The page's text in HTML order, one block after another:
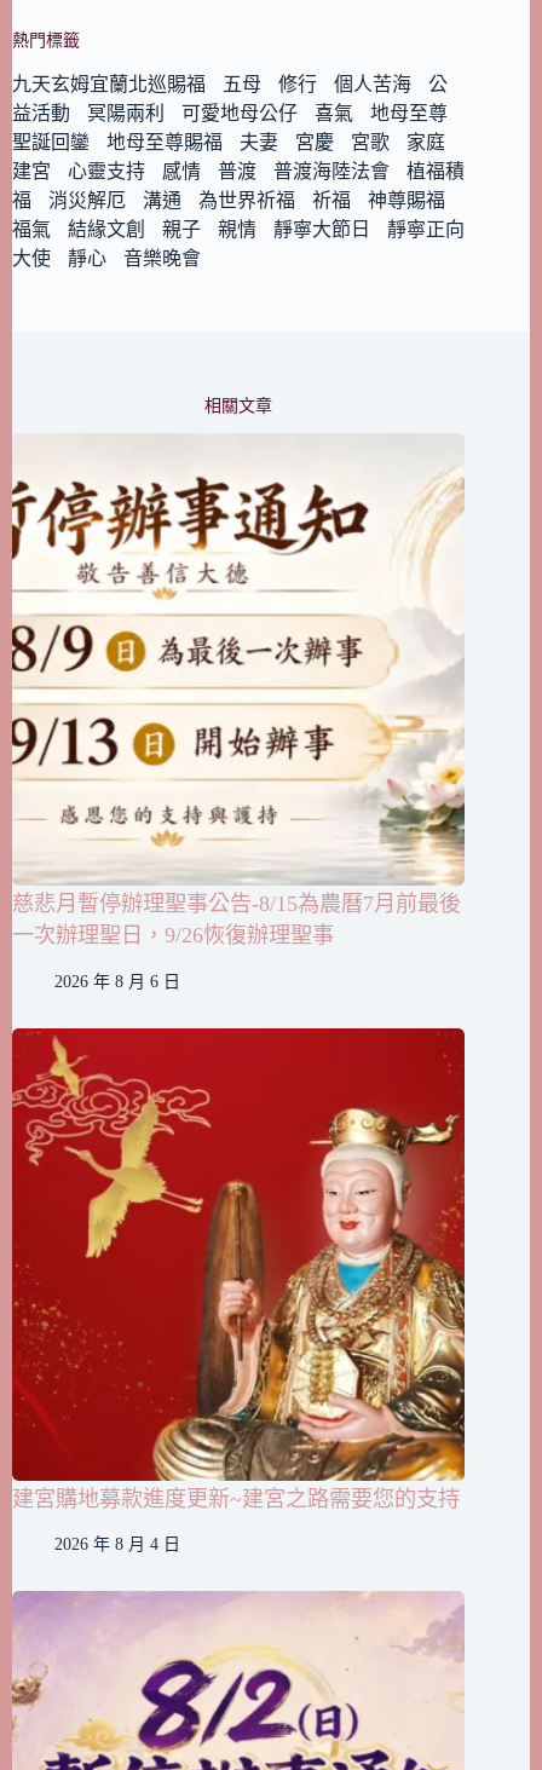
熱門標籤
九天玄姆宜蘭北巡賜福 五母 修行 個人苦海
公
益活動
冥陽兩利 可愛地母公仔 喜氣
地母至尊
聖誕回鑾
地母至尊賜福 夫妻 宮慶 宮歌
家庭
建宮
心靈支持 感情 普渡 普渡海陸法會
植福積
福
消災解厄 溝通 為世界祈福 祈福
神尊賜福
福氣
結緣文創 親子 親情 靜寧大節日
靜寧正向
大使
靜心 音樂晚會
相關文章
慈悲月暫停辦理聖事公告-8/15為農曆7月前最後
一次辦理聖日，9/26恢復辦理聖事
2026 年 8 月 6 日
建宮購地募款進度更新~建宮之路需要您的支持
2026 年 8 月 4 日